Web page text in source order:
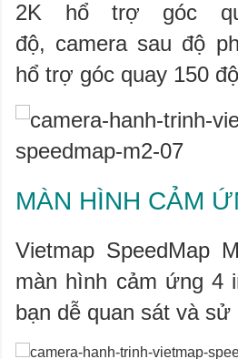
2K hổ trợ góc
độ, camera sau độ
hổ trợ góc quay 150
MÀN HÌNH CẢM
Vietmap SpeedMap
màn hình cảm ứng 4
bạn dễ quan sát và sử